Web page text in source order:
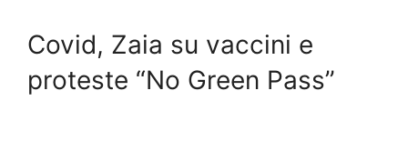
Covid, Zaia su vaccini e
proteste “No Green Pass”